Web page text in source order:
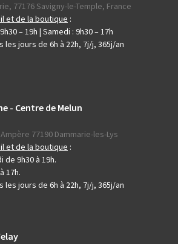
77176 Savigny-le-Temple, France
et de la boutique :
– 19h | Samedi : 9h30 – 17h
les jours de 6h à 22h, 7j/j, 365j/an
- Centre de Melun
77190 Dammarie-les-Lys
et de la boutique :
de 9h30 à 19h.
17h.
les jours de 6h à 22h, 7j/j, 365j/an